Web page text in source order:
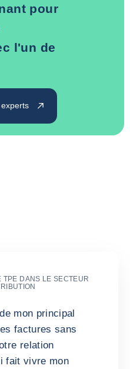
pour
l'un de
DANS LE SECTEUR
mon principal
factures sans
relation
fait vivre mon